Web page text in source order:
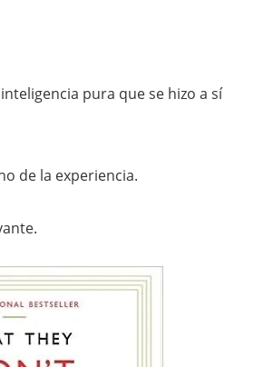
pura que se hizo a sí
de la experiencia.